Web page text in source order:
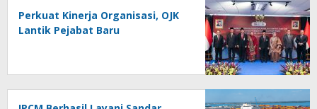
Perkuat Kinerja Organisasi, OJK
Lantik Pejabat Baru